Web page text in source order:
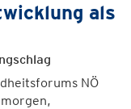
als
NÖ